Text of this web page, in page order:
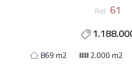
Ref. 61
869 m2 2.000 m2